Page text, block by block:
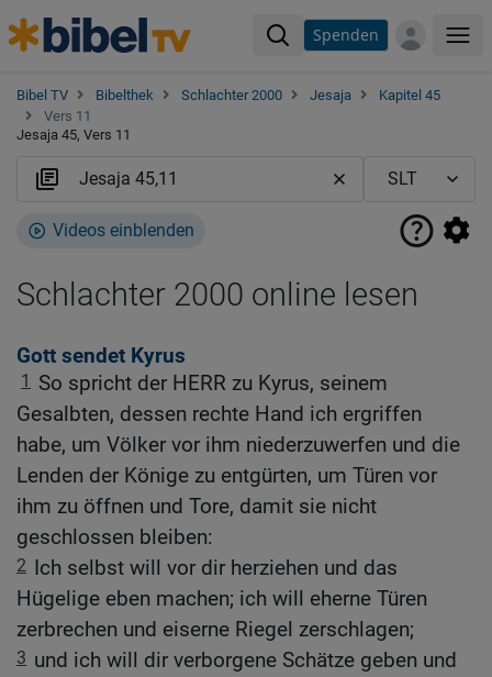
Spenden
Bibel TV Bibelthek Schlachter 2000 Jesaja
Kapitel 45
Vers 11
Jesaja 45, Vers 11
Videos einblenden
Schlachter 2000 online lesen
Gott sendet Kyrus
1
So spricht der HERR zu Kyrus, seinem
Gesalbten, dessen rechte Hand ich ergriffen
habe, um Völker vor ihm niederzuwerfen und die
Lenden der Könige zu entgürten, um Türen vor
ihm zu öffnen und Tore, damit sie nicht
geschlossen bleiben:
2 Ich selbst will vor dir herziehen und das
Hügelige eben machen; ich will eherne Türen
zerbrechen und eiserne Riegel zerschlagen;
3 und ich will dir verborgene Schätze geben und